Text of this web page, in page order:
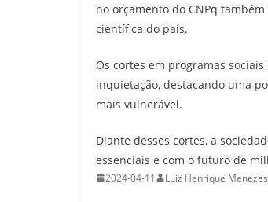
no orçamento do CNPq
científica do país.
Os cortes em programas
inquietação, destacando uma
mais vulnerável.
Diante desses cortes, a
essenciais e com o futuro de
2024-04-11 Luiz Henrique Menezes